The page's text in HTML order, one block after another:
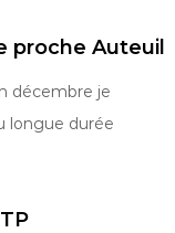
proche Auteuil
décembre je
longue durée